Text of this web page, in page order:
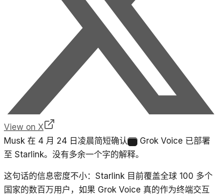
View on X
Musk 在 4 月 24 日凌晨简短确认
Grok Voice 已部署
至 Starlink。没有多余一个字的解释。
这句话的信息密度不小：Starlink 目前覆盖全球 100 多个
国家的数百万用户，如果 Grok Voice 真的作为终端交互